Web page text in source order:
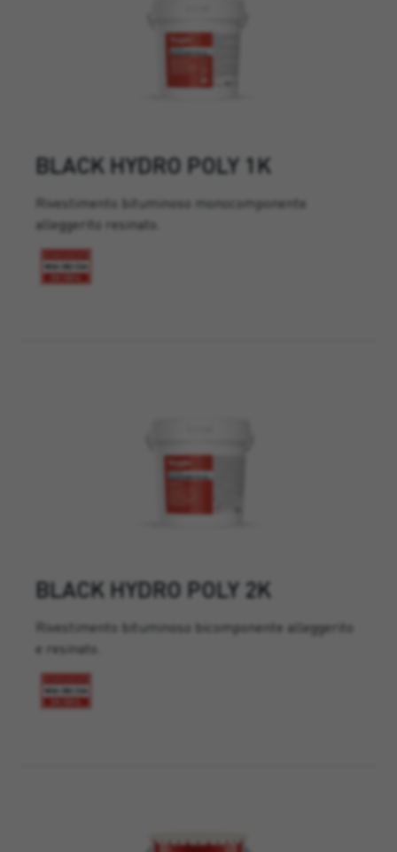
BLACK HYDRO POLY 1K
Rivestimento bituminoso monocomponente
alleggerito resinato.
BLACK HYDRO POLY 2K
Rivestimento bituminoso bicomponente alleggerito
e resinato.